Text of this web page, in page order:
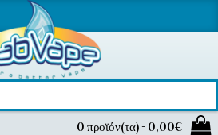
0 προϊόν(τα) - 0,00€